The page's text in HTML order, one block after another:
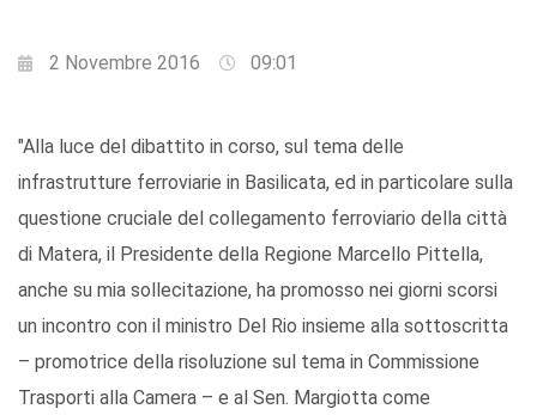
2 Novembre 2016 09:01
"Alla luce del dibattito in corso, sul tema delle
infrastrutture ferroviarie in Basilicata, ed in particolare sulla
questione cruciale del collegamento ferroviario della città
di Matera, il Presidente della Regione Marcello Pittella,
anche su mia sollecitazione, ha promosso nei giorni scorsi
un incontro con il ministro Del Rio insieme alla sottoscritta
– promotrice della risoluzione sul tema in Commissione
Trasporti alla Camera – e al Sen. Margiotta come